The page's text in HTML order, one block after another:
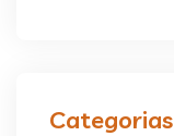
Categorias